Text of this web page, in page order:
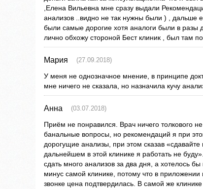
,Елена Вильевна мне сразу выдали
анализов ..видно не так нужны были ) , дальше
были самые дорогие хотя аналоги были в разы
лично обхожу стороной Бест клиник , был там
Мария (27.09.2018)
У меня не однозначное мнение, в принципе
мне ничего не сказала, но назначила кучу
Анна (03.07.2018)
Приём не понравился. Врач ничего толкового
банальные вопросы, но рекомендаций я при
дорогущие анализы, при этом сказав
дальнейшем в этой клинике я работать не
сдать много анализов за два дня, а хотелось
минус самой клинике, потому что в приложении
звонке цена подтвердилась. В самой же